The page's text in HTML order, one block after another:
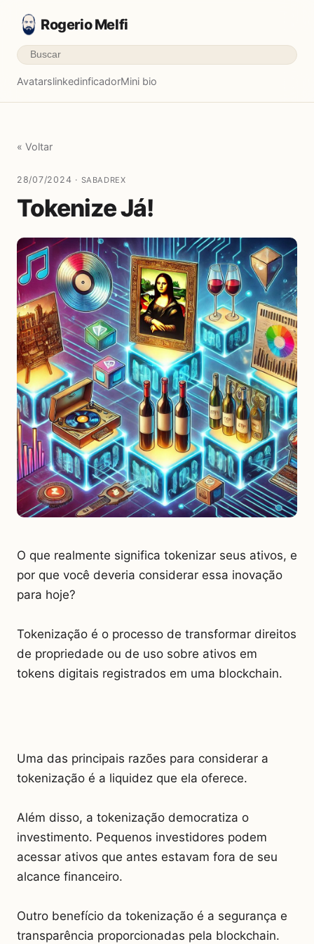
Rogerio Melfi
AvatarslinkedinficadorMini bio
« Voltar
28/07/2024 · SABADREX
Tokenize Já!
O que realmente significa tokenizar seus ativos, e
por que você deveria considerar essa inovação
para hoje?
Tokenização é o processo de transformar direitos
de propriedade ou de uso sobre ativos em
tokens digitais registrados em uma blockchain.
Uma das principais razões para considerar a
tokenização é a liquidez que ela oferece.
Além disso, a tokenização democratiza o
investimento. Pequenos investidores podem
acessar ativos que antes estavam fora de seu
alcance financeiro.
Outro benefício da tokenização é a segurança e
transparência proporcionadas pela blockchain.